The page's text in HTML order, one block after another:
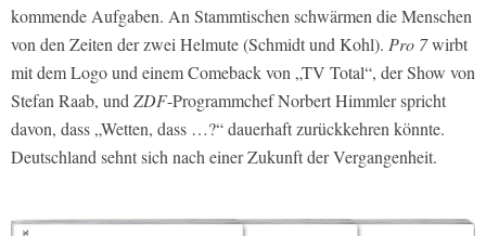
kommende Aufgaben. An Stammtischen schwärmen die Menschen
von den Zeiten der zwei Helmute (Schmidt und Kohl). Pro 7wirbt
mit dem Logo und einem Comeback von „TV Total“, der Show von
Stefan Raab, und ZDF-Programmchef Norbert Himmler spricht
davon, dass „Wetten, dass …?“ dauerhaft zurückkehren könnte.
Deutschland sehnt sich nach einer Zukunft der Vergangenheit.